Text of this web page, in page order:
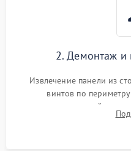
2. Демонтаж и
Извлечение панели из
винтов по
стеклокерамической
сенсорного блока для